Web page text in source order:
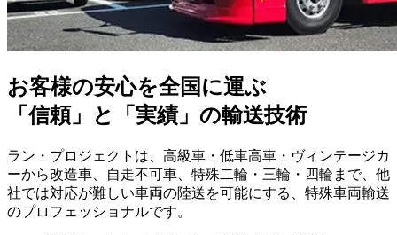
お客様の安心を全国に運ぶ
「信頼」と「実績」の輸送技術
ラン・プロジェクトは、高級車・低車高車・ヴィンテージカ
ーから改造車、自走不可車、特殊二輪・三輪・四輪まで、他
社では対応が難しい車両の陸送を可能にする、特殊車両輸送
のプロフェッショナルです。